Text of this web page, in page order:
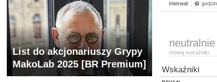
Interwał:
neutralnie
mówią wskaźniki
Wskaźniki
List do akcjonariuszy Grypy
MakoLab 2025 [BR Premium]